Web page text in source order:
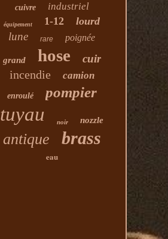
cuivre industriel
équipement 1-12 lourd
lune rare poignée
grand hose cuir
incendie camion
enroulé pompier
tuyau noir nozzle
antique brass
eau